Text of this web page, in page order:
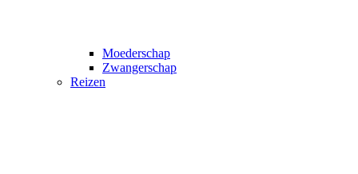
Moederschap
Zwangerschap
Reizen